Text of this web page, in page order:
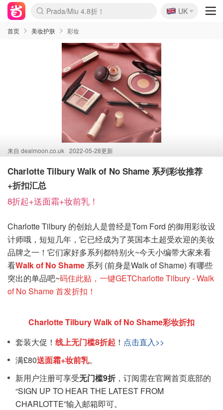
麦卢卡蜂蜜夏促！个位数！
Prada/Miu 4.8折！
啥？必胜客披萨5折！
🇬🇧
UK
首页 美妆护肤 彩妆
来自 dealmoon.co.uk 2022-05-28更新
Charlotte Tilbury Walk of No Shame 系列彩妆推荐
+折扣汇总
8折起+送面霜+妆前乳！
Charlotte Tilbury 的创始人是曾经是Tom Ford 的御用彩妆设
计师哦，短短几年，它已经成为了英国本土超受欢迎的美妆
品牌之一！它们家好多系列都特别火~今天小编带大家来看
看Walk of No Shame 系列 (前身是Walk of Shame) 有哪些
突出的单品吧~码住此贴， 一键GETCharlotte Tilbury - Walk
of No Shame 首发折扣！
Charlotte Tilbury Walk of No Shame彩妆折扣
套装大促！ 线上无门槛8折起 ！ 点击直入>>
满£80送面霜+妆前乳。
新用户注册可享受无门槛9折 ，订阅需在官网首页底部的
“SIGN UP TO HEAR THE LATEST FROM
CHARLOTTE”输入邮箱即可。